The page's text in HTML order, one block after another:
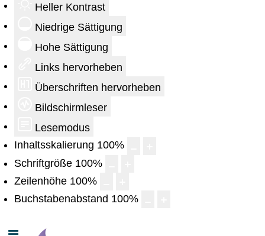
Heller Kontrast
Niedrige Sättigung
Hohe Sättigung
Links hervorheben
Überschriften hervorheben
Bildschirmleser
Lesemodus
Inhaltsskalierung 100%
Schriftgröße 100%
Zeilenhöhe 100%
Buchstabenabstand 100%